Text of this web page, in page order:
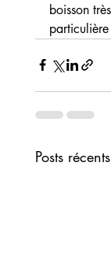
boisson
Posts récents